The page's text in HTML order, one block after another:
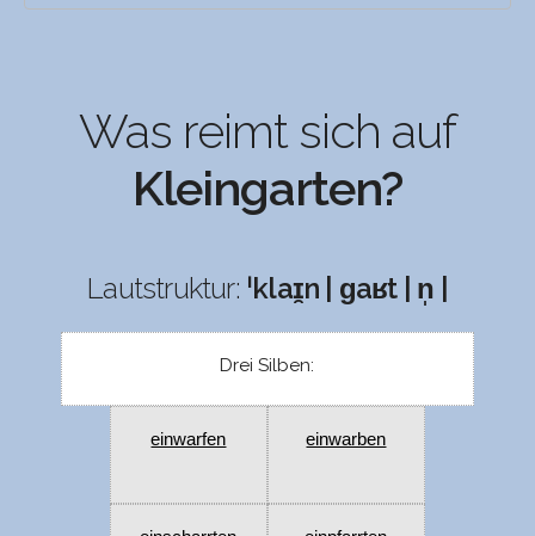
Was reimt sich auf
Kleingarten?
Lautstruktur: ˈklaɪ̯n | ɡaʁt | n̩ |
Drei Silben:
einwarfen einwarben